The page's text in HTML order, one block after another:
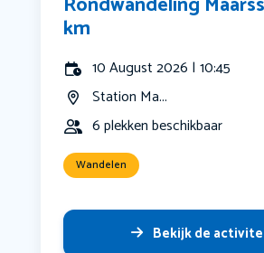
km
10 August 2026 | 10:45
Station Ma...
6 plekken beschikbaar
Wandelen
Bekijk de